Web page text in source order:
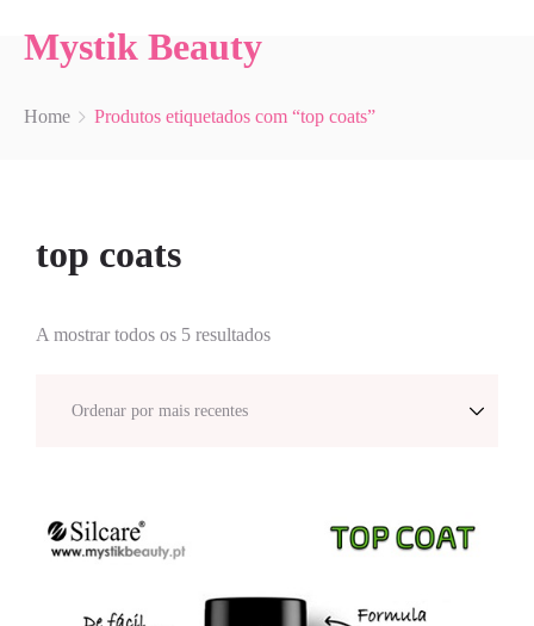
Mystik Beauty
Home Produtos etiquetados com “top coats”
top coats
A mostrar todos os 5 resultados